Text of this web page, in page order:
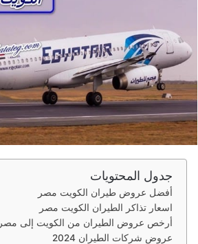
د
ا
إ
ل
ك
ت
ر
ا
جدول المحتويات
أفضل عروض طيران الكويت مصر
اسعار تذاكر الطيران الكويت مصر
أرخص عروض الطيران من الكويت إلى مصر
عروض شركات الطيران 2024